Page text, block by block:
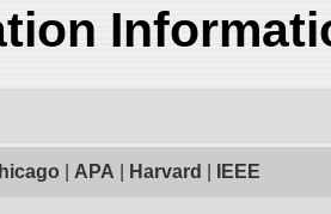
APA Harvard IEEE